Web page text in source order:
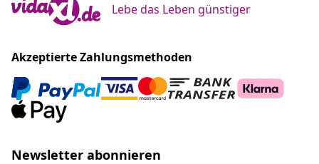
Lebe das Leben günstiger
Akzeptierte Zahlungsmethoden
Newsletter abonnieren